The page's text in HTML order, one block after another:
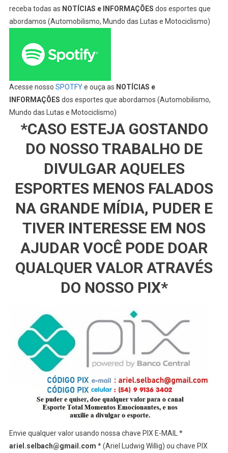
receba todas as NOTÍCIAS e INFORMAÇÕES dos esportes que
abordamos (Automobilismo, Mundo das Lutas e Motociclismo)
Acesse nosso SPOTFYe ouça as NOTÍCIAS e
INFORMAÇÕES dos esportes que abordamos (Automobilismo,
Mundo das Lutas e Motociclismo)
*CASO ESTEJA GOSTANDO
DO NOSSO TRABALHO DE
DIVULGAR AQUELES
ESPORTES MENOS FALADOS
NA GRANDE MÍDIA, PUDER E
TIVER INTERESSE EM NOS
AJUDAR VOCÊ PODE DOAR
QUALQUER VALOR ATRAVÉS
DO NOSSO PIX*
Envie qualquer valor usando nossa chave PIX E-MAIL *
ariel.selbach@gmail.com * (Ariel Ludwig Willig) ou chave PIX